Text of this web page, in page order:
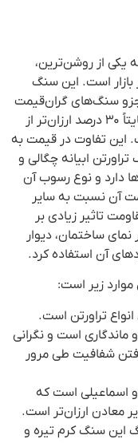
یکی از روشن‌ترین،
بازار است. این سنگ
جزو سنگ‌های گران‌قیمت
محسوب می‌شود. با این حال، قیمت آن نهایتاً ۳۰ درصد ارزان‌تر از
این تفاوت در قیمت به
ابیانه چگالی و
دارد و نوع رسوب آن
آن نسبت به سایر
تاثیر زیادی بر
ساختمان، دیوار
آن استفاده کرد.
زیر است:
تراورتن است.
است و نگرانی
شفافیت طی مرور
اسماعیلی است که
معادن ارزان‌تر است.
ضعیف‌تر و درجه ۲ و ۳، رنگ این سنگ کرم تیره و